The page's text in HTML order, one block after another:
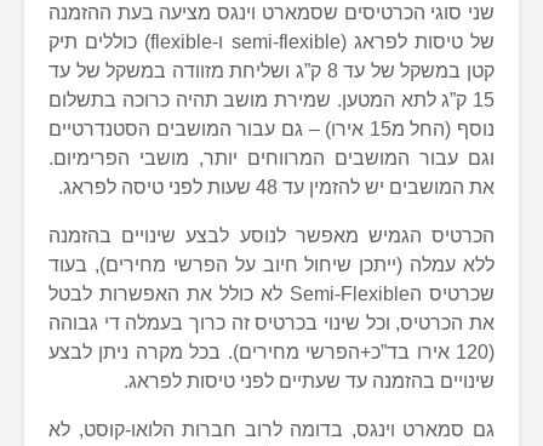
שני סוגי הכרטיסים שסמארט וינגס מציעה בעת ההזמנה
של טיסות לפראג (semi-flexible ו-flexible) כוללים תיק
קטן במשקל של עד 8 ק”ג ושליחת מזוודה במשקל של עד
15 ק”ג לתא המטען. שמירת מושב תהיה כרוכה בתשלום
נוסף (החל מ15 אירו) – גם עבור המושבים הסטנדרטיים
וגם עבור המושבים המרווחים יותר, מושבי הפרימיום.
את המושבים יש להזמין עד 48 שעות לפני טיסה לפראג.
הכרטיס הגמיש מאפשר לנוסע לבצע שינויים בהזמנה
ללא עמלה (ייתכן שיחול חיוב על הפרשי מחירים), בעוד
שכרטיס הSemi-Flexible לא כולל את האפשרות לבטל
את הכרטיס, וכל שינוי בכרטיס זה כרוך בעמלה די גבוהה
(120 אירו בד”כ+הפרשי מחירים). בכל מקרה ניתן לבצע
שינויים בהזמנה עד שעתיים לפני טיסות לפראג.
גם סמארט וינגס, בדומה לרוב חברות הלואו-קוסט, לא